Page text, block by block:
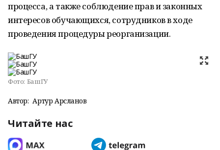
процесса, а также соблюдение прав и законных
интересов обучающихся, сотрудников в ходе
проведения процедуры реорганизации.
Фото: БашГУ
Автор: Артур Арсланов
Читайте нас